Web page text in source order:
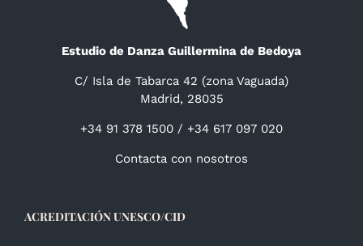
Estudio de Danza Guillermina de Bedoya
C/ Isla de Tabarca 42 (zona Vaguada)
Madrid, 28035
+34 91 378 1500 / +34 617 097 020
Contacta con nosotros
ACREDITACIÓN UNESCO/CID